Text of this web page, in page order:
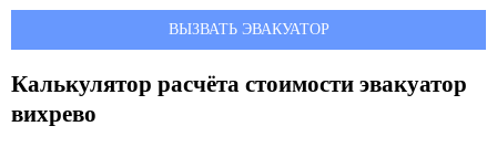
ВЫЗВАТЬ ЭВАКУАТОР
Калькулятор расчёта стоимости эвакуатор
вихрево